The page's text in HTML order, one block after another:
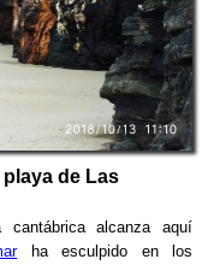
de Las
cantábrica alcanza aquí
ha esculpido en los